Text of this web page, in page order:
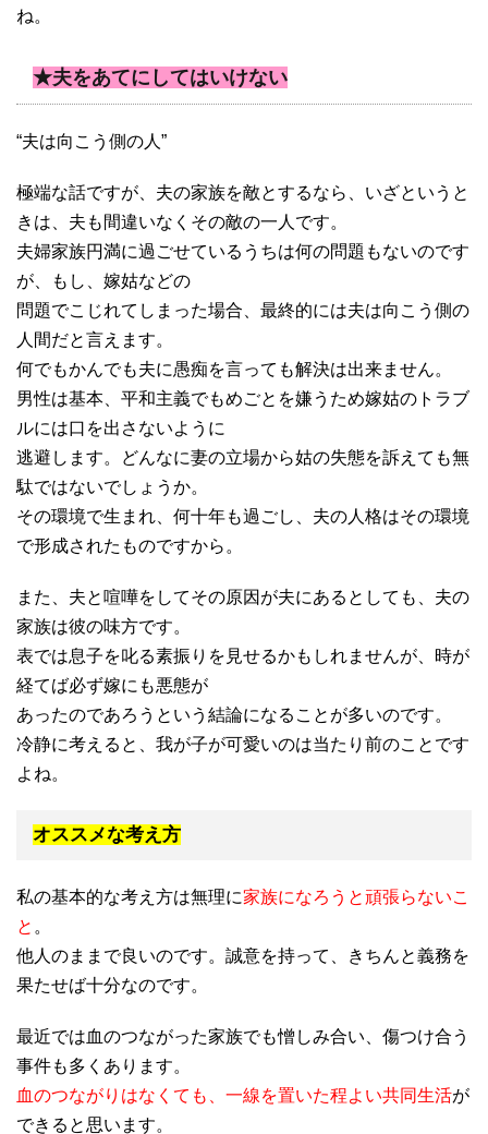
ね。
★夫をあてにしてはいけない
“夫は向こう側の人”
極端な話ですが、夫の家族を敵とするなら、いざというと
きは、夫も間違いなくその敵の一人です。
夫婦家族円満に過ごせているうちは何の問題もないのです
が、もし、嫁姑などの
問題でこじれてしまった場合、最終的には夫は向こう側の
人間だと言えます。
何でもかんでも夫に愚痴を言っても解決は出来ません。
男性は基本、平和主義でもめごとを嫌うため嫁姑のトラブ
ルには口を出さないように
逃避します。どんなに妻の立場から姑の失態を訴えても無
駄ではないでしょうか。
その環境で生まれ、何十年も過ごし、夫の人格はその環境
で形成されたものですから。
また、夫と喧嘩をしてその原因が夫にあるとしても、夫の
家族は彼の味方です。
表では息子を叱る素振りを見せるかもしれませんが、時が
経てば必ず嫁にも悪態が
あったのであろうという結論になることが多いのです。
冷静に考えると、我が子が可愛いのは当たり前のことです
よね。
オススメな考え方
私の基本的な考え方は無理に家族になろうと頑張らないこ
と 。
他人のままで良いのです。誠意を持って、きちんと義務を
果たせば十分なのです。
最近では血のつながった家族でも憎しみ合い、傷つけ合う
事件も多くあります。
血のつながりはなくても、一線を置いた程よい共同生活が
できると思います。